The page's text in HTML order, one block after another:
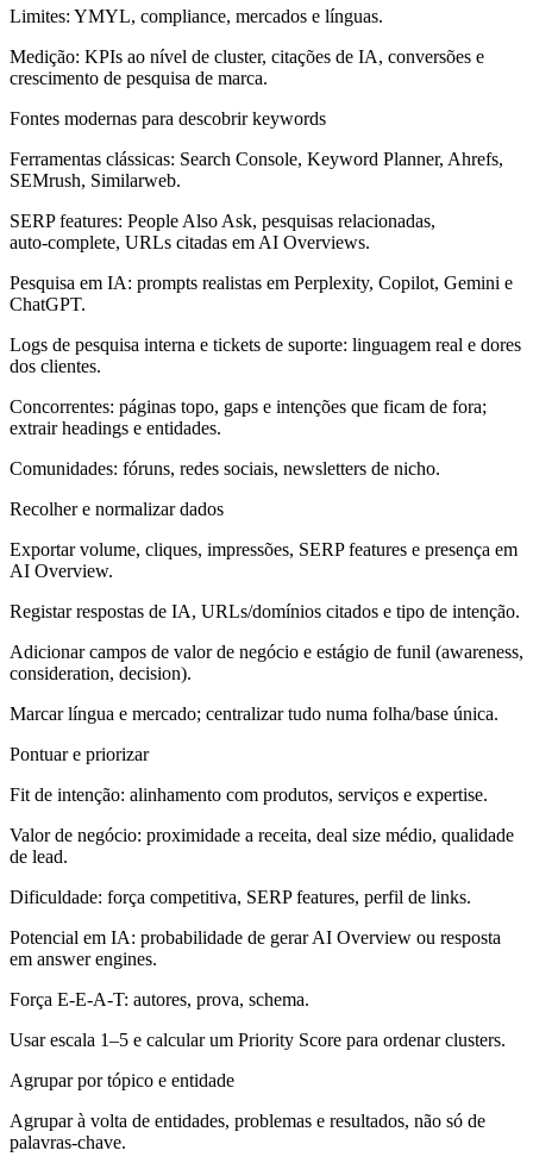
Limites: YMYL, compliance, mercados e línguas.
Medição: KPIs ao nível de cluster, citações de IA, conversões e
crescimento de pesquisa de marca.
Fontes modernas para descobrir keywords
Ferramentas clássicas: Search Console, Keyword Planner, Ahrefs,
SEMrush, Similarweb.
SERP features: People Also Ask, pesquisas relacionadas,
auto‑complete, URLs citadas em AI Overviews.
Pesquisa em IA: prompts realistas em Perplexity, Copilot, Gemini e
ChatGPT.
Logs de pesquisa interna e tickets de suporte: linguagem real e dores
dos clientes.
Concorrentes: páginas topo, gaps e intenções que ficam de fora;
extrair headings e entidades.
Comunidades: fóruns, redes sociais, newsletters de nicho.
Recolher e normalizar dados
Exportar volume, cliques, impressões, SERP features e presença em
AI Overview.
Registar respostas de IA, URLs/domínios citados e tipo de intenção.
Adicionar campos de valor de negócio e estágio de funil (awareness,
consideration, decision).
Marcar língua e mercado; centralizar tudo numa folha/base única.
Pontuar e priorizar
Fit de intenção: alinhamento com produtos, serviços e expertise.
Valor de negócio: proximidade a receita, deal size médio, qualidade
de lead.
Dificuldade: força competitiva, SERP features, perfil de links.
Potencial em IA: probabilidade de gerar AI Overview ou resposta
em answer engines.
Força E‑E‑A‑T: autores, prova, schema.
Usar escala 1–5 e calcular um Priority Score para ordenar clusters.
Agrupar por tópico e entidade
Agrupar à volta de entidades, problemas e resultados, não só de
palavras‑chave.